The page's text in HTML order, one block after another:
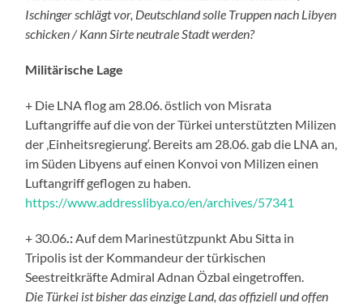
Ischinger schlägt vor, Deutschland solle Truppen nach Libyen
schicken / Kann Sirte neutrale Stadt werden?
Militärische Lage
+ Die LNA flog am 28.06. östlich von Misrata
Luftangriffe auf die von der Türkei unterstützten Milizen
der ‚Einheitsregierung‘. Bereits am 28.06. gab die LNA an,
im Süden Libyens auf einen Konvoi von Milizen einen
Luftangriff geflogen zu haben.
https://www.addresslibya.co/en/archives/57341
+ 30.06.:Auf dem Marinestützpunkt Abu Sitta in
Tripolis ist der Kommandeur der türkischen
Seestreitkräfte Admiral Adnan Özbal eingetroffen.
Die Türkei ist bisher das einzige Land, das offiziell und offen